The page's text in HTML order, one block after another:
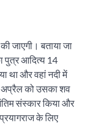
जाएगी। बताया जा
पुत्र आदित्य 14
था और वहां नदी में
अप्रैल को उसका शव
संस्कार किया और
के लिए